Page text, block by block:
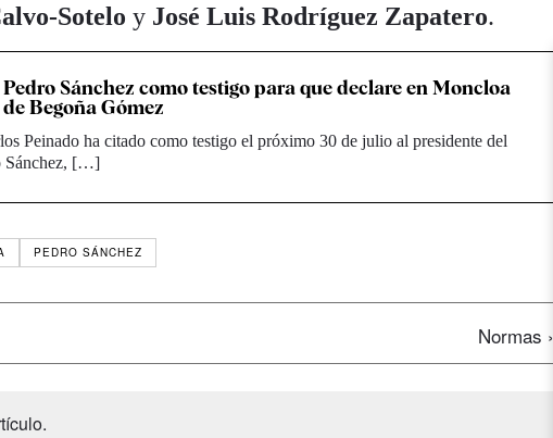
Sotelo y José Luis Rodríguez Zapatero.
Sánchez como testigo para que declare en Moncloa
Begoña Gómez
Peinado ha citado como testigo el próximo 30 de julio al presidente del
Sánchez, […]
PEDRO SÁNCHEZ
Normas ›